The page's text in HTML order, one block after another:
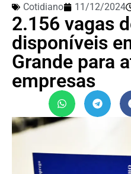
Cotidiano 11/12/2024
2.156 vagas
disponíveis
Grande para
empresas